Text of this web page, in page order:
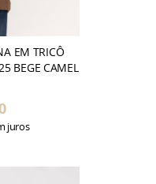
EM TRICÔ
BEGE CAMEL
juros